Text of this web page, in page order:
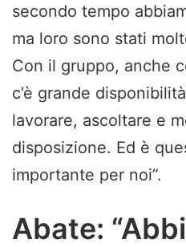
secondo tempo
ma loro sono stati
Con il gruppo, anche
c’è grande
lavorare, ascoltare e
disposizione. Ed è
importante per noi”.
Abate: